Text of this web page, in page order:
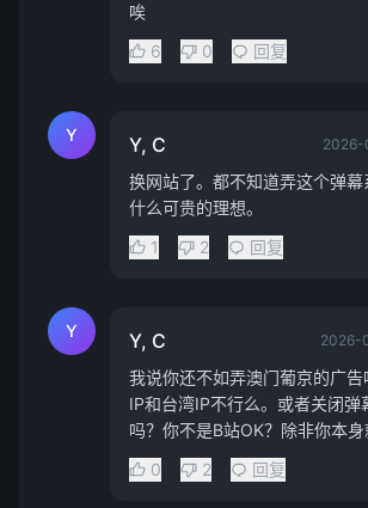
唉
6
0 回复
Y Y, C 2026-
换网站了。都不知道弄这个弹
什么可贵的理想。
1
2 回复
Y Y, C 2026-
我说你还不如弄澳门葡京的广
IP和台湾IP不行么。或者关闭弹
吗？你不是B站OK？除非你本身
0
2 回复